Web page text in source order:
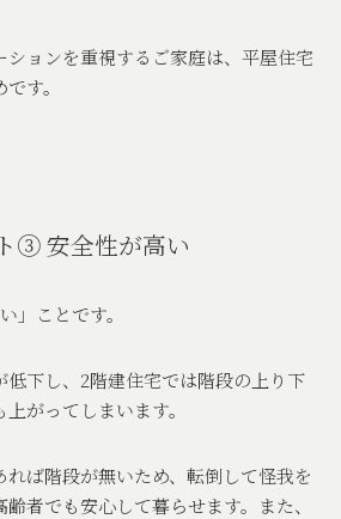
ションを重視するご家庭は、平屋住宅
す。
③ 安全性が高い
」ことです。
下し、 2階建住宅では階段の上り下
がってしまいます。
れば階段が無いため、転倒して怪我を
者でも安心して暮らせます。また、